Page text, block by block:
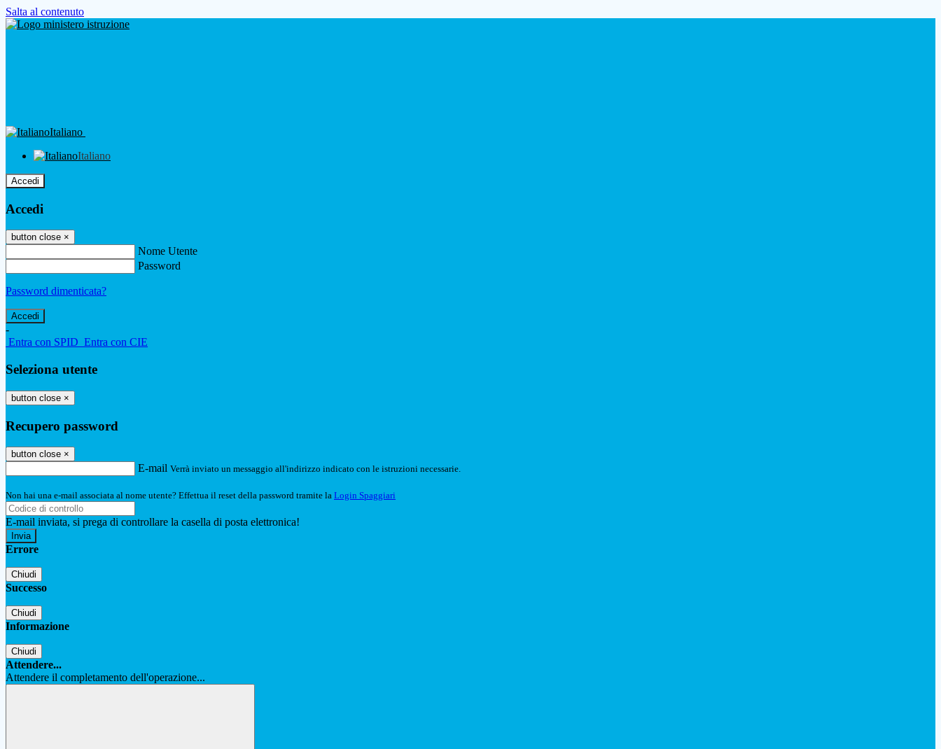
Salta al contenuto
Italiano
Italiano
Accedi
Accedi
button close ×
Nome Utente
Password
Password dimenticata?
-
Entra con SPID Entra con CIE
Seleziona utente
button close ×
Recupero password
button close ×
E-mail Verrà inviato un messaggio all'indirizzo indicato con le istruzioni necessarie.
Non hai una e-mail associata al nome utente? Effettua il reset della password tramite la Login Spaggiari
E-mail inviata, si prega di controllare la casella di posta elettronica!
Errore
Chiudi
Successo
Chiudi
Informazione
Chiudi
Attendere...
Attendere il completamento dell'operazione...